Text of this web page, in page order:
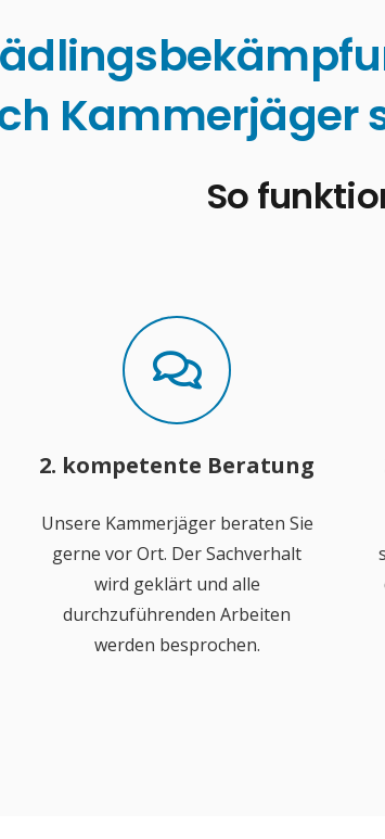
Kammerjäger
So
2. kompetente Beratung
Unsere Kammerjäger beraten Sie
gerne vor Ort. Der Sachverhalt
wird geklärt und alle
durchzuführenden Arbeiten
werden besprochen.